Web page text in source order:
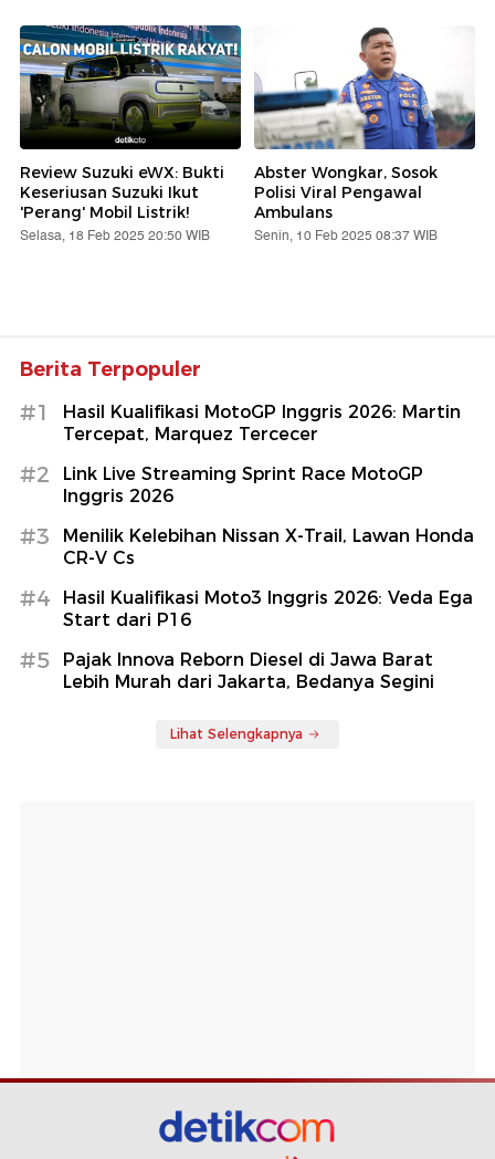
Review Suzuki eWX: Bukti
Keseriusan Suzuki Ikut
'Perang' Mobil Listrik!
Selasa, 18 Feb 2025 20:50 WIB
Abster Wongkar, Sosok
Polisi Viral Pengawal
Ambulans
Senin, 10 Feb 2025 08:37 WIB
Berita Terpopuler
#1
Hasil Kualifikasi MotoGP Inggris 2026: Martin
Tercepat, Marquez Tercecer
#2
Link Live Streaming Sprint Race MotoGP
Inggris 2026
#3
Menilik Kelebihan Nissan X-Trail, Lawan Honda
CR-V Cs
#4
Hasil Kualifikasi Moto3 Inggris 2026: Veda Ega
Start dari P16
#5
Pajak Innova Reborn Diesel di Jawa Barat
Lebih Murah dari Jakarta, Bedanya Segini
Lihat Selengkapnya